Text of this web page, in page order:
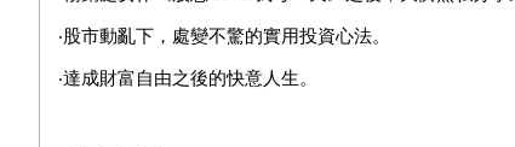
‧股市動亂下，處變不驚的實用投資心法。
‧達成財富自由之後的快意人生。